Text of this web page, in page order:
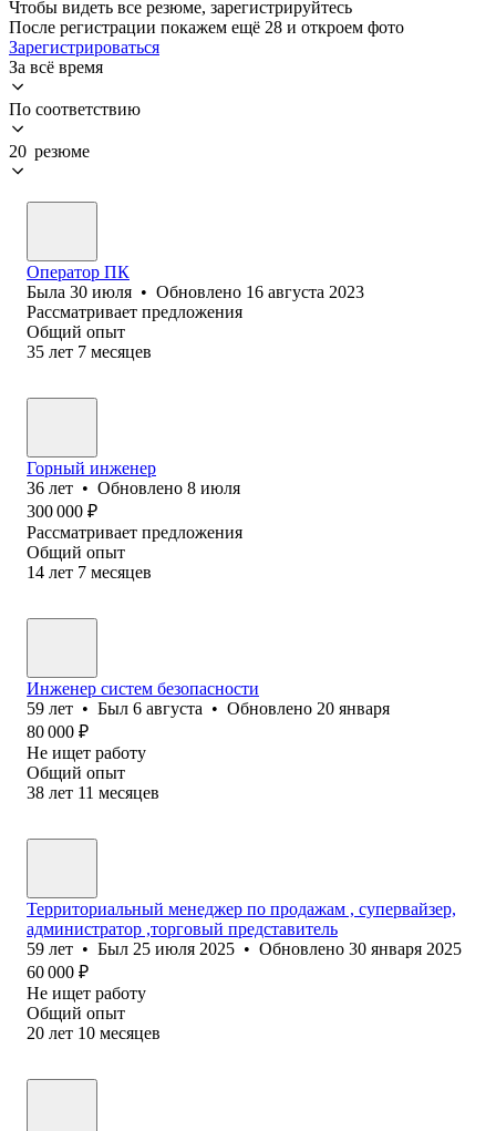
Чтобы видеть все резюме, зарегистрируйтесь
После регистрации покажем ещё 28 и откроем фото
Зарегистрироваться
За всё время
По соответствию
20 резюме
Оператор ПК
Была 30 июля • Обновлено 16 августа 2023
Рассматривает предложения
Общий опыт
35 лет 7 месяцев
Горный инженер
36 лет • Обновлено 8 июля
300 000 ₽
Рассматривает предложения
Общий опыт
14 лет 7 месяцев
Инженер систем безопасности
59 лет • Был 6 августа • Обновлено 20 января
80 000 ₽
Не ищет работу
Общий опыт
38 лет 11 месяцев
Территориальный менеджер по продажам , супервайзер,
администратор ,торговый представитель
59 лет • Был 25 июля 2025 • Обновлено 30 января 2025
60 000 ₽
Не ищет работу
Общий опыт
20 лет 10 месяцев